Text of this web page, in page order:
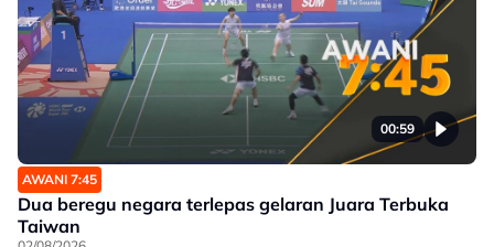
00:59
AWANI 7:45
Dua beregu negara terlepas gelaran Juara Terbuka
Taiwan